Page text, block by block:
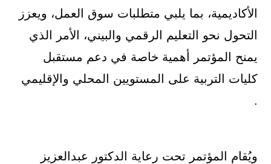
الأكاديمية، بما يلبي متطلبات سوق العمل، ويعزز
التحول نحو التعليم الرقمي والبيني، الأمر الذي
يمنح المؤتمر أهمية خاصة في دعم مستقبل
كليات التربية على المستويين المحلي والإقليمي
.
ويُقام المؤتمر تحت رعاية الدكتور عبدالعزيز